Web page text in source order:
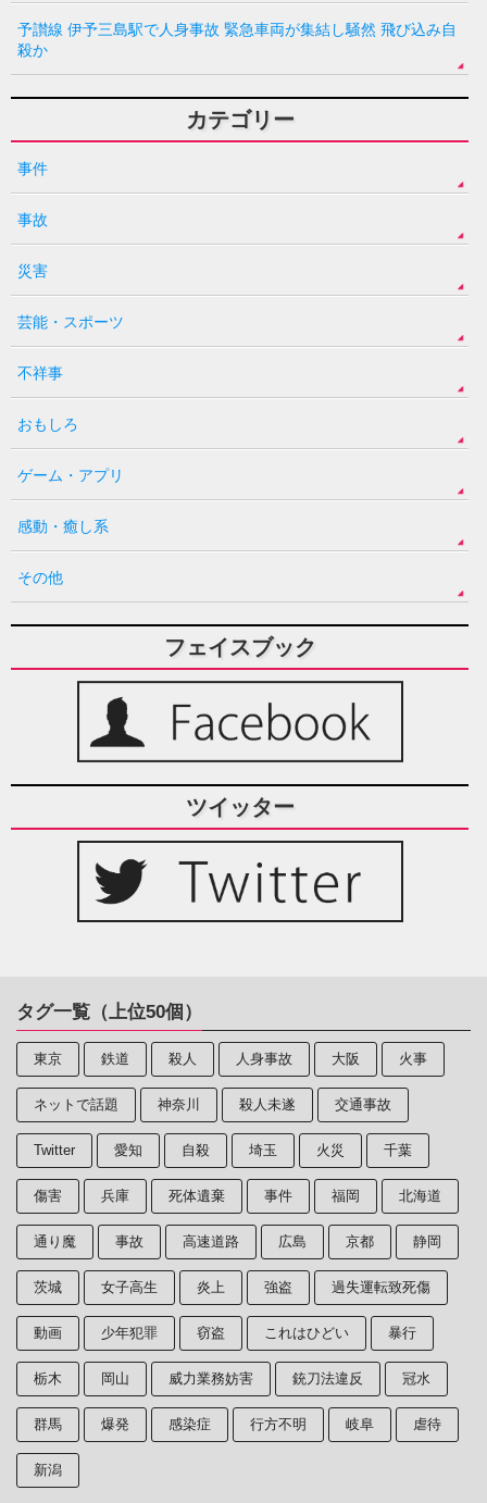
予讃線 伊予三島駅で人身事故 緊急車両が集結し騒然 飛び込み自
殺か
カテゴリー
事件
事故
災害
芸能・スポーツ
不祥事
おもしろ
ゲーム・アプリ
感動・癒し系
その他
フェイスブック
ツイッター
タグ一覧（上位50個）
東京 鉄道 殺人 人身事故 大阪 火事
ネットで話題 神奈川 殺人未遂 交通事故
Twitter 愛知 自殺 埼玉 火災 千葉
傷害 兵庫 死体遺棄 事件 福岡 北海道
通り魔 事故 高速道路 広島 京都 静岡
茨城 女子高生 炎上 強盗 過失運転致死傷
動画 少年犯罪 窃盗 これはひどい 暴行
栃木 岡山 威力業務妨害 銃刀法違反 冠水
群馬 爆発 感染症 行方不明 岐阜 虐待
新潟